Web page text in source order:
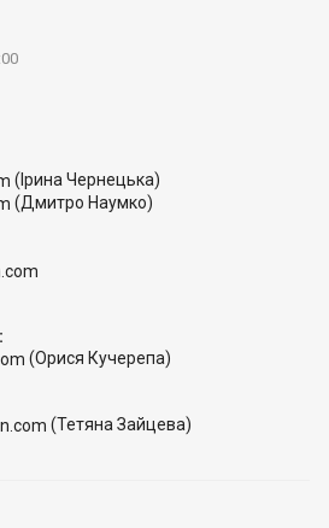
(Ірина Чернецька)
(Дмитро Наумко)
(Орися Кучерепа)
(Тетяна Зайцева)